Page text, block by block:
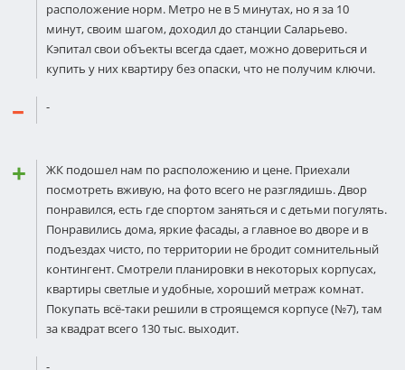
расположение норм. Метро не в 5 минутах, но я за 10
минут, своим шагом, доходил до станции Саларьево.
Кэпитал свои объекты всегда сдает, можно довериться и
купить у них квартиру без опаски, что не получим ключи.
-
ЖК подошел нам по расположению и цене. Приехали
посмотреть вживую, на фото всего не разглядишь. Двор
понравился, есть где спортом заняться и с детьми погулять.
Понравились дома, яркие фасады, а главное во дворе и в
подъездах чисто, по территории не бродит сомнительный
контингент. Смотрели планировки в некоторых корпусах,
квартиры светлые и удобные, хороший метраж комнат.
Покупать всё-таки решили в строящемся корпусе (№7), там
за квадрат всего 130 тыс. выходит.
-